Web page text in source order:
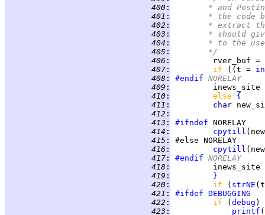
400 :
* and
401 :
* the code
402 :
* extract
403 :
* should
404 :
* to the
405 :
	     */
406 :
         rver_buf =
407 : if ((t =
408 : #endif NORELAY
409 :
410 : else {
411 : char
412 :
413 : #ifndef
414 : cpytill
415 :
416 : cpytill
417 : #endif NORELAY
418 :
419 :
}
420 : if ( strNE
421 : #ifdef DEBUGGING
422 : if ( debug
423 : printf (